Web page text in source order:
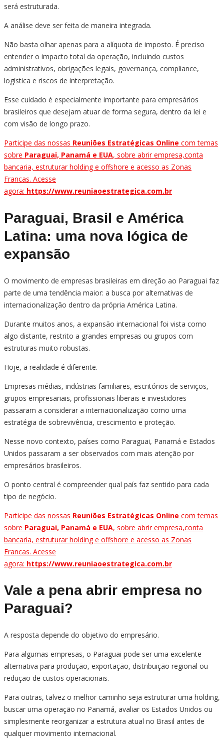
será estruturada.
A análise deve ser feita de maneira integrada.
Não basta olhar apenas para a alíquota de imposto. É preciso
entender o impacto total da operação, incluindo custos
administrativos, obrigações legais, governança, compliance,
logística e riscos de interpretação.
Esse cuidado é especialmente importante para empresários
brasileiros que desejam atuar de forma segura, dentro da lei e
com visão de longo prazo.
Participe das nossas Reuniões Estratégicas Online com temas
sobre Paraguai, Panamá e EUA, sobre abrir empresa,conta
bancaria, estruturar holding e offshore e acesso as Zonas
Francas. Acesse
agora: https://www.reuniaoestrategica.com.br
Paraguai, Brasil e América
Latina: uma nova lógica de
expansão
O movimento de empresas brasileiras em direção ao Paraguai faz
parte de uma tendência maior: a busca por alternativas de
internacionalização dentro da própria América Latina.
Durante muitos anos, a expansão internacional foi vista como
algo distante, restrito a grandes empresas ou grupos com
estruturas muito robustas.
Hoje, a realidade é diferente.
Empresas médias, indústrias familiares, escritórios de serviços,
grupos empresariais, profissionais liberais e investidores
passaram a considerar a internacionalização como uma
estratégia de sobrevivência, crescimento e proteção.
Nesse novo contexto, países como Paraguai, Panamá e Estados
Unidos passaram a ser observados com mais atenção por
empresários brasileiros.
O ponto central é compreender qual país faz sentido para cada
tipo de negócio.
Participe das nossas Reuniões Estratégicas Online com temas
sobre Paraguai, Panamá e EUA, sobre abrir empresa,conta
bancaria, estruturar holding e offshore e acesso as Zonas
Francas. Acesse
agora: https://www.reuniaoestrategica.com.br
Vale a pena abrir empresa no
Paraguai?
A resposta depende do objetivo do empresário.
Para algumas empresas, o Paraguai pode ser uma excelente
alternativa para produção, exportação, distribuição regional ou
redução de custos operacionais.
Para outras, talvez o melhor caminho seja estruturar uma holding,
buscar uma operação no Panamá, avaliar os Estados Unidos ou
simplesmente reorganizar a estrutura atual no Brasil antes de
qualquer movimento internacional.